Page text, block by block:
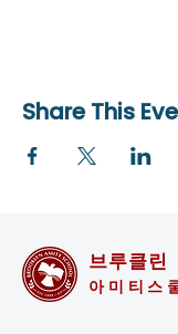
Share This
브루클린
아미티스